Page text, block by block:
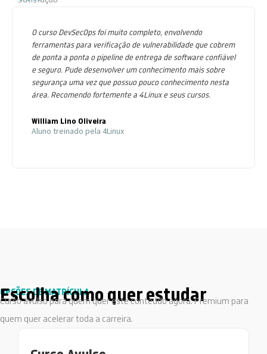
O curso DevSecOps foi muito completo, envolvendo
ferramentas para verificação de vulnerabilidade que cobrem
de ponta a ponta o pipeline de entrega de software confiável
e seguro. Pude desenvolver um conhecimento mais sobre
segurança uma vez que possuo pouco conhecimento nesta
área. Recomendo fortemente a 4Linux e seus cursos.
William Lino Oliveira
Aluno treinado pela 4Linux
OPÇÕES DE MATRÍCULA
Escolha como quer estudar
Curso avulso para quem quer este conteúdo agora. Premium para
quem quer acelerar toda a carreira.